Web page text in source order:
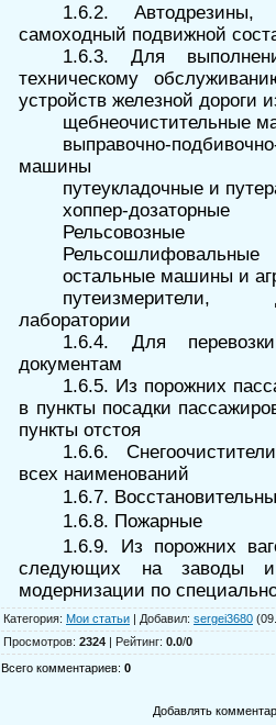
1.6.2.
самоходный подвижной
1.6.3. Для
техническому
устройств железной дороги
щебнеочистительные
выправочно-
машины
путеукладочные и
хоппер-дозаторные
Рельсовозные
Рельсошлифовальные
остальные машины и
путеизмерители,
лаборатории
1.6.4. Для
документам
1.6.5. Из порожних
в пункты посадки
пункты отстоя
1.6.6.
всех наименований
1.6.7.
1.6.8. Пожарные
1.6.9. Из порожних
следующих на заводы
модернизации по
Категория: Мои статьи | Добавил: sergei3680
Просмотров: 2324 | Рейтинг: 0.0/0
Всего комментариев: 0
Добавлять